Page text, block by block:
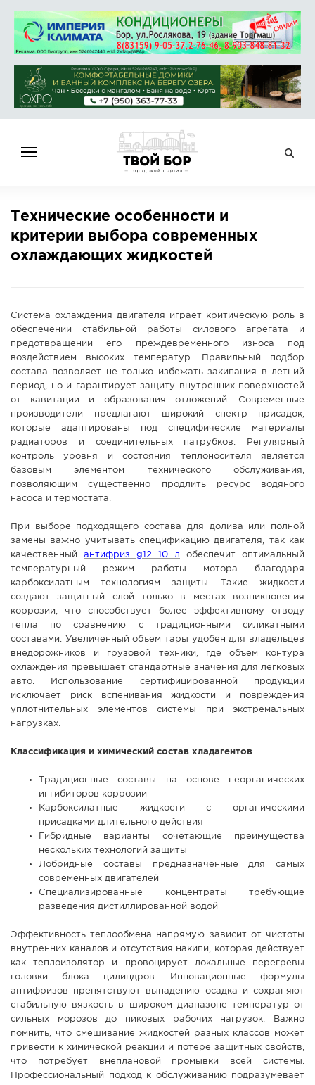
НОВОСТИ
СПРАВОЧНИК
ОБЪЯВЛЕНИЯ
СПРАВКА
КАМЕРЫ
КОНКУРСЫ
СТАТЬИ
ПРЕДЛОЖИТЬ НОВОСТЬ
ФОТО
Технические особенности и
критерии выбора современных
охлаждающих жидкостей
Система охлаждения двигателя играет критическую роль в
обеспечении стабильной работы силового агрегата и
предотвращении его преждевременного износа под
воздействием высоких температур. Правильный подбор
состава позволяет не только избежать закипания в летний
период, но и гарантирует защиту внутренних поверхностей
от кавитации и образования отложений. Современные
производители предлагают широкий спектр присадок,
которые адаптированы под специфические материалы
радиаторов и соединительных патрубков. Регулярный
контроль уровня и состояния теплоносителя является
базовым элементом технического обслуживания,
позволяющим существенно продлить ресурс водяного
насоса и термостата.
При выборе подходящего состава для долива или полной
замены важно учитывать спецификацию двигателя, так как
качественный антифриз g12 10 л обеспечит оптимальный
температурный режим работы мотора благодаря
карбоксилатным технологиям защиты. Такие жидкости
создают защитный слой только в местах возникновения
коррозии, что способствует более эффективному отводу
тепла по сравнению с традиционными силикатными
составами. Увеличенный объем тары удобен для владельцев
внедорожников и грузовой техники, где объем контура
охлаждения превышает стандартные значения для легковых
авто. Использование сертифицированной продукции
исключает риск вспенивания жидкости и повреждения
уплотнительных элементов системы при экстремальных
нагрузках.
Классификация и химический состав хладагентов
Традиционные составы на основе неорганических
ингибиторов коррозии
Карбоксилатные жидкости с органическими
присадками длительного действия
Гибридные варианты сочетающие преимущества
нескольких технологий защиты
Лобридные составы предназначенные для самых
современных двигателей
Специализированные концентраты требующие
разведения дистиллированной водой
Эффективность теплообмена напрямую зависит от чистоты
внутренних каналов и отсутствия накипи, которая действует
как теплоизолятор и провоцирует локальные перегревы
головки блока цилиндров. Инновационные формулы
антифризов препятствуют выпадению осадка и сохраняют
стабильную вязкость в широком диапазоне температур от
сильных морозов до пиковых рабочих нагрузок. Важно
помнить, что смешивание жидкостей разных классов может
привести к химической реакции и потере защитных свойств,
что потребует внеплановой промывки всей системы.
Профессиональный подход к обслуживанию подразумевает